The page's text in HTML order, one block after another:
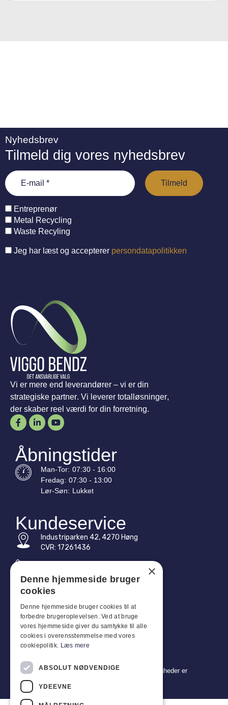
Nyhedsbrev
Tilmeld dig vores nyhedsbrev
Entreprenør
Metal Recycling
Waste Recyling
Jeg har læst og accepterer persondatapolitikken
Vi er mere end leverandører – vi er din
strategiske partner. Vi leverer totalløsninger,
der skaber reel værdi for din forretning.
Åbningstider
Man-Tor: 07:30 - 16:00
Fredag: 07:30 - 13:00
Lør-Søn: Lukket
Kundeservice
Industriparken 42, 4270 Høng
CVR: 17261436
E-mail: vb@viggobendz.dk
Quicklinks
Persondatapolitik
Salgs- og leveringsbetingelser
Copyright 2024 © Viggo Bendz. Alle rettigheder er
×
Denne hjemmeside bruger
cookies
Denne hjemmeside bruger cookies til at
forbedre brugeroplevelsen. Ved at bruge
vores hjemmeside giver du samtykke til alle
cookies i overensstemmelse med vores
cookiepolitik. Læs mere
ABSOLUT NØDVENDIGE
YDEEVNE